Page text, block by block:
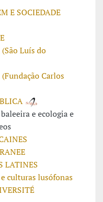
E SOCIEDADE
(São Luís do
(Fundação Carlos
e ecologia e
LATINES
culturas lusófonas